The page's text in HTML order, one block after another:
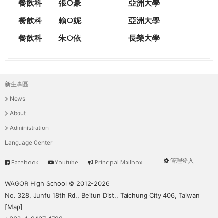
餐飲科 張○豪
亞洲大學
餐飲科
賴○妮
亞洲大學
餐飲科
朱○依 長榮大學
主
選
單
新生專區
News
About
Administration
Language Center
User
管理登入
Service
Facebook Youtube Principal Mailbox
WAGOR High School © 2012-2026
No. 328, Junfu 18th Rd., Beitun Dist., Taichung City 406, Taiwan
[Map]